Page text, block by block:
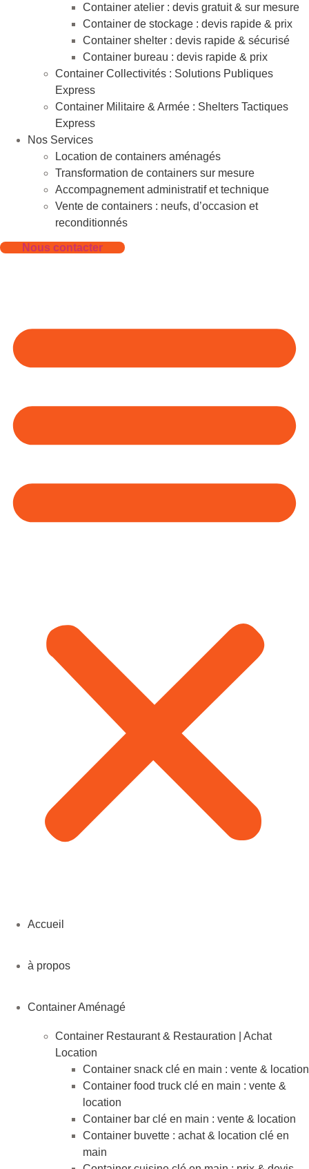
Container atelier : devis gratuit & sur mesure
Container de stockage : devis rapide & prix
Container shelter : devis rapide & sécurisé
Container bureau : devis rapide & prix
Container Collectivités : Solutions Publiques
Express
Container Militaire & Armée : Shelters Tactiques
Express
Nos Services
Location de containers aménagés
Transformation de containers sur mesure
Accompagnement administratif et technique
Vente de containers : neufs, d’occasion et
reconditionnés
Nous contacter
Accueil
à propos
Container Aménagé
Container Restaurant & Restauration | Achat
Location
Container snack clé en main : vente & location
Container food truck clé en main : vente &
location
Container bar clé en main : vente & location
Container buvette : achat & location clé en
main